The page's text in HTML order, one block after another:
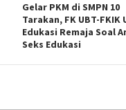
Gelar PKM di SMPN 10
Tarakan, FK UBT-FKIK
Edukasi Remaja Soal
Seks Edukasi